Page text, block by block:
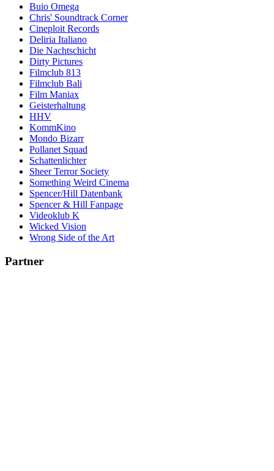
Buio Omega
Chris' Soundtrack Corner
Cineploit Records
Deliria Italiano
Die Nachtschicht
Dirty Pictures
Filmclub 813
Filmclub Bali
Film Maniax
Geisterhaltung
HHV
KommKino
Mondo Bizarr
Pollanet Squad
Schattenlichter
Sheer Terror Society
Something Weird Cinema
Spencer/Hill Datenbank
Spencer & Hill Fanpage
Videoklub K
Wicked Vision
Wrong Side of the Art
Partner